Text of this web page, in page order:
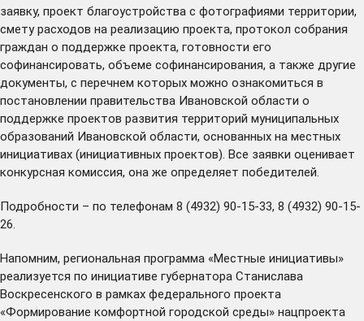
заявку, проект благоустройства с фотографиями территории,
смету расходов на реализацию проекта, протокол собрания
граждан о поддержке проекта, готовности его
софинансировать, объеме софинансирования, а также другие
документы, с перечнем которых можно ознакомиться в
постановлении правительства Ивановской области о
поддержке проектов развития территорий муниципальных
образований Ивановской области, основанных на местных
инициативах (инициативных проектов). Все заявки оценивает
конкурсная комиссия, она же определяет победителей.
Подробности – по телефонам 8 (4932) 90-15-33, 8 (4932) 90-15-
26.
Напомним, региональная программа «Местные инициативы»
реализуется по инициативе губернатора Станислава
Воскресенского в рамках федерального проекта
«Формирование комфортной городской среды» нацпроекта